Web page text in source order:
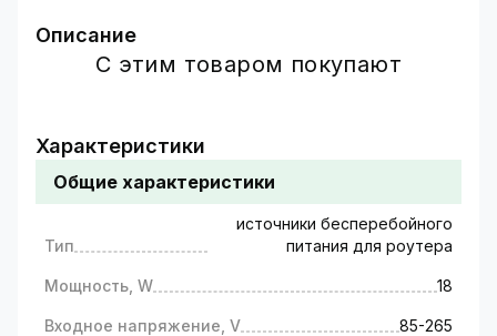
Описание
ИБП (источник бесперебойного
коммутаторов LP-418PRO
Источник бесперебойного питания (ИБП) LP-
418PRO в случае экстренных или плановых
отключений электроэнергии обеспечивает
автономную работу следующего
Wi-Fi роутеры
маршрутизаторы
С этим товаром покупают
Характеристики
Общие характеристики
Тип
источники бесперебойного
питания для роутера
Мощность, W 18
Входное напряжение, V 85-265